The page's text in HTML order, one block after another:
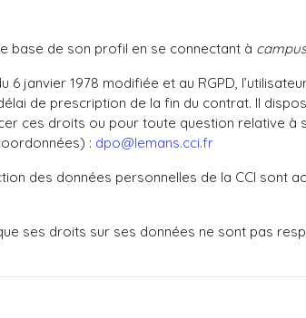
base de son profil en se connectant à
janvier 1978 modifiée et au RGPD,
de prescription de la fin du contrat. Il
ces droits ou pour toute question relative à
: dpo@lemans.cci.fr
des données personnelles de la CCI sont
ses droits sur ses données ne sont pas